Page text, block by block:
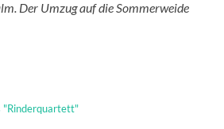
Der Umzug auf die Sommerweide
"Rinderquartett"